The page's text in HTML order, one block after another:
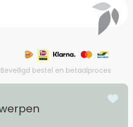
Beveiligd bestel en betaalproces